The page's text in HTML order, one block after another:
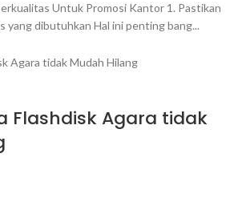
Untuk Promosi Kantor 1. Pastikan
yang dibutuhkan Hal ini penting bang...
Flashdisk Agara tidak